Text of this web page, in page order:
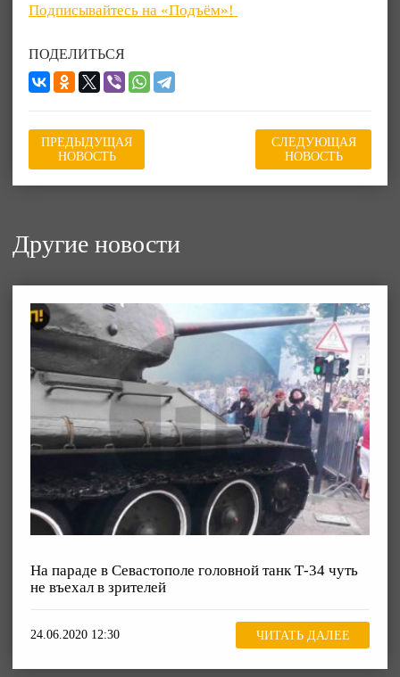
Подписывайтесь на «Подъём»!
ПОДЕЛИТЬСЯ
ПРЕДЫДУЩАЯ
НОВОСТЬ
СЛЕДУЮЩАЯ
НОВОСТЬ
Другие новости
На параде в Севастополе головной танк Т-34 чуть
не въехал в зрителей
24.06.2020 12:30 ЧИТАТЬ ДАЛЕЕ